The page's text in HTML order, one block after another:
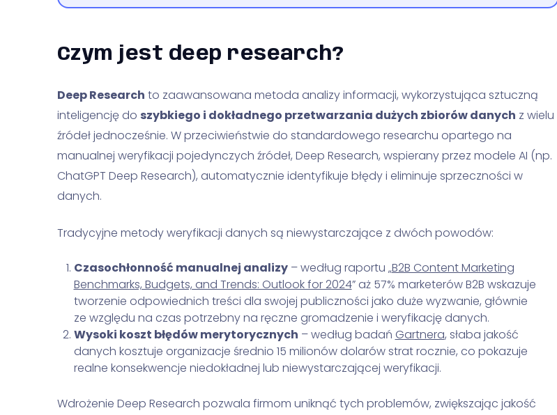
Czym jest deep research?
Deep Research to zaawansowana metoda analizy informacji, wykorzystująca sztuczną
inteligencję do szybkiego i dokładnego przetwarzania dużych zbiorów danych z wielu
źródeł jednocześnie. W przeciwieństwie do standardowego researchu opartego na
manualnej weryfikacji pojedynczych źródeł, Deep Research, wspierany przez modele AI (np.
ChatGPT Deep Research), automatycznie identyfikuje błędy i eliminuje sprzeczności w
danych.
Tradycyjne metody weryfikacji danych są niewystarczające z dwóch powodów:
Czasochłonność manualnej analizy– według raportu „B2B Content Marketing
Benchmarks, Budgets, and Trends: Outlook for 2024” aż 57% marketerów B2B wskazuje
tworzenie odpowiednich treści dla swojej publiczności jako duże wyzwanie, głównie
ze względu na czas potrzebny na ręczne gromadzenie i weryfikację danych.
Wysoki koszt błędów merytorycznych – według badań Gartnera, słaba jakość
danych kosztuje organizacje średnio 15 milionów dolarów strat rocznie, co pokazuje
realne konsekwencje niedokładnej lub niewystarczającej weryfikacji.
Wdrożenie Deep Research pozwala firmom uniknąć tych problemów, zwiększając jakość